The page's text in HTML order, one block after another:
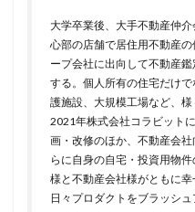
大学卒業後、大手不動産仲
心部の店舗で居住用不動産
ープ会社に出向して不動産
する。個人所有の住宅だけ
護施設、大規模工場など、様
2021年株式会社コラビット
画・改修のほか、不動産会
らに自身の自宅・投資用物
様と不動産会社様がともに幸
日々プロダクトをブラッシ